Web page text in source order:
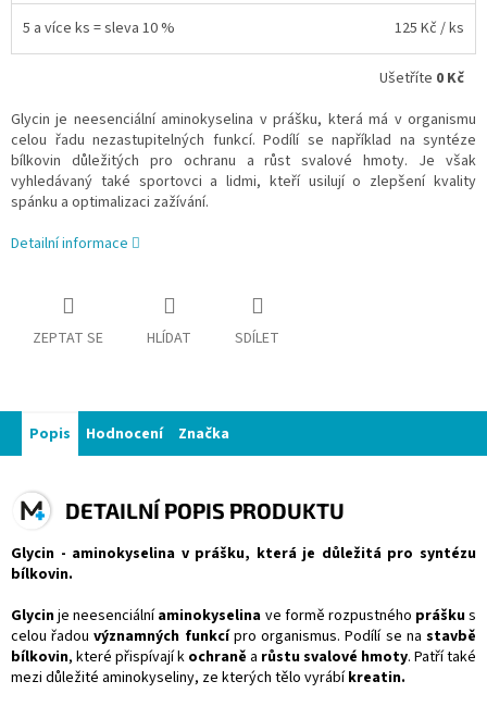
5 a více ks = sleva 10 % 125 Kč / ks
Ušetříte 0 Kč
Glycin je neesenciální aminokyselina v prášku, která má v organismu
celou řadu nezastupitelných funkcí. Podílí se například na syntéze
bílkovin důležitých pro ochranu a růst svalové hmoty. Je však
vyhledávaný také sportovci a lidmi, kteří usilují o zlepšení kvality
spánku a optimalizaci zažívání.
Detailní informace
ZEPTAT SE HLÍDAT SDÍLET
Popis Hodnocení Značka
DETAILNÍ POPIS PRODUKTU
Glycin - aminokyselina v prášku, která je důležitá pro syntézu
bílkovin.
Glycinje neesenciálníaminokyselina ve formě rozpustného práškus
celou řadouvýznamných funkcípro organismus. Podílí se nastavbě
bílkovin, které přispívají k ochraně a růstu svalové hmoty. Patří také
mezi důležité aminokyseliny, ze kterých tělo vyrábíkreatin.